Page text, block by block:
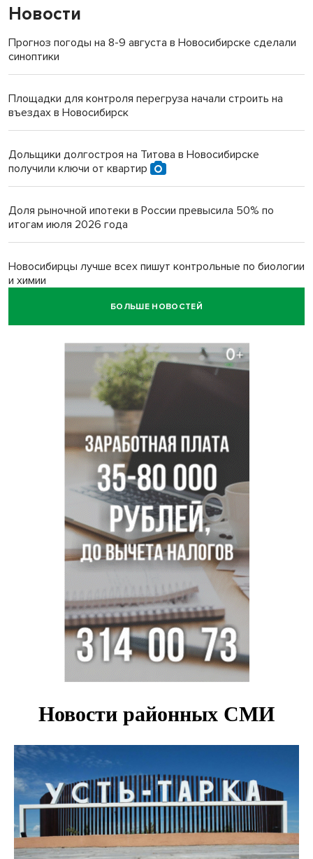
Новости
Прогноз погоды на 8-9 августа в Новосибирске сделали
синоптики
Площадки для контроля перегруза начали строить на
въездах в Новосибирск
Дольщики долгостроя на Титова в Новосибирске
получили ключи от квартир
Доля рыночной ипотеки в России превысила 50% по
итогам июля 2026 года
Новосибирцы лучше всех пишут контрольные по биологии
и химии
БОЛЬШЕ НОВОСТЕЙ